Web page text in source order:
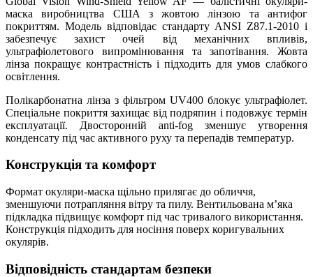
маска виробництва США з жовтою лінзою та антифог
покриттям. Модель відповідає стандарту ANSI Z87.1-2010 і
забезпечує захист очей від механічних впливів,
ультрафіолетового випромінювання та запотівання. Жовта
лінза покращує контрастність і підходить для умов слабкого
освітлення.
Полікарбонатна лінза з фільтром UV400 блокує ультрафіолет.
Спеціальне покриття захищає від подряпин і подовжує термін
експлуатації. Двосторонній anti-fog зменшує утворення
конденсату під час активного руху та перепадів температур.
Конструкція та комфорт
Формат окуляри-маска щільно прилягає до обличчя,
зменшуючи потрапляння вітру та пилу. Вентильована м’яка
підкладка підвищує комфорт під час тривалого використання.
Конструкція підходить для носіння поверх коригувальних
окулярів.
Відповідність стандартам безпеки